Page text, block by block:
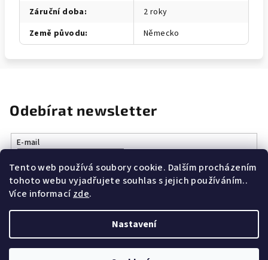
Tento web používá soubory cookie. Dalším procházením
tohoto webu vyjadřujete souhlas s jejich používáním..
Více informacízde.
Nastavení
Záruční doba:
2 roky
Země původu: Německo
Odebírat newsletter
E-mail
Vložením e-mailu souhlasíte spodmínkami ochrany osobních
údajů